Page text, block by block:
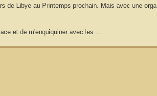
de Libye au Printemps prochain. Mais avec une orga
et de m'enquiquiner avec les ...